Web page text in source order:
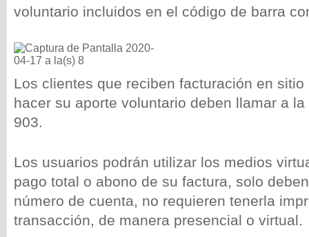
voluntario incluidos en el código de barra
Los clientes que reciben facturación en sitio
hacer su aporte voluntario deben llamar a
903.
Los usuarios podrán utilizar los medios
pago total o abono de su factura, solo
número de cuenta, no requieren tenerla
transacción, de manera presencial o virtual.